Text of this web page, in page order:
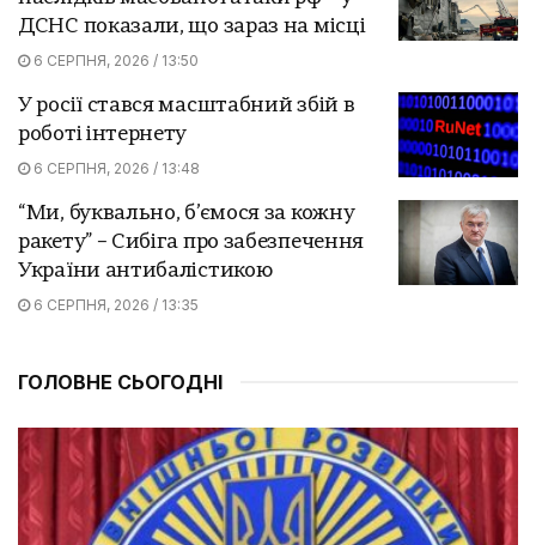
ДСНС показали, що зараз на місці
6 СЕРПНЯ, 2026 / 13:50
У росії стався масштабний збій в
роботі інтернету
6 СЕРПНЯ, 2026 / 13:48
“Ми, буквально, б’ємося за кожну
ракету” – Сибіга про забезпечення
України антибалістикою
6 СЕРПНЯ, 2026 / 13:35
ГОЛОВНЕ СЬОГОДНІ